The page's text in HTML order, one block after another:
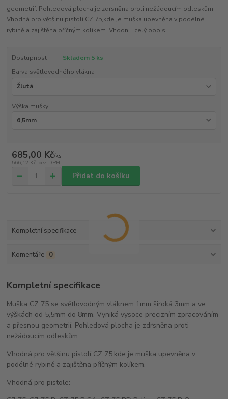
geometrií. Pohledová plocha je zdrsněna proti nežádoucím odleskům.
Vhodná pro většinu pistolí CZ 75,kde je muška upevněna v podélné
rybině a zajištěna příčným kolíkem. Vhodn... celý popis
Dostupnost
Skladem 5 ks
Barva světlovodného vlákna
Výška mušky
685,00 Kč/ks
566,12 Kč bez DPH
Přidat do košíku
Kompletní specifikace
Komentáře 0
Kompletní specifikace
Muška CZ 75 se světlovodným vláknem 1mm široká 3mm a ve
výškách od 5,5mm do 8mm. Vyniká vysoce precizním zpracováním
a přesnou geometrií. Pohledová plocha je zdrsněna proti
nežádoucím odleskům.
Vhodná pro většinu pistolí CZ 75,kde je muška upevněna v
podélné rybině a zajištěna příčným kolíkem.
Vhodná pro pistole: